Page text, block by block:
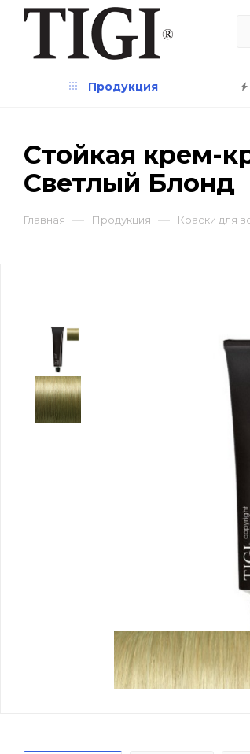
Продукция
Стойкая крем-
Светлый Блонд
Главная — Продукция — Краски для